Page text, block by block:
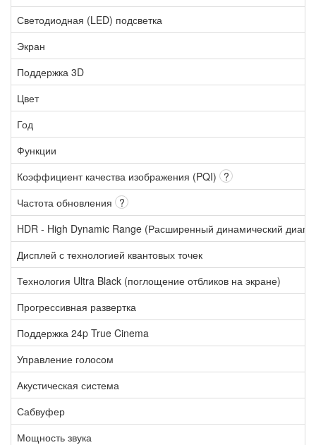
Светодиодная (LED) подсветка
Экран
Поддержка 3D
Цвет
Год
Функции
Коэффициент качества изображения (PQI) ?
Частота обновления ?
HDR - High Dynamic Range (Расширенный динамический
Дисплей с технологией квантовых точек
Технология Ultra Black (поглощение отбликов на экране)
Прогрессивная развертка
Поддержка 24p True Cinema
Управление голосом
Акустическая система
Сабвуфер
Мощность звука